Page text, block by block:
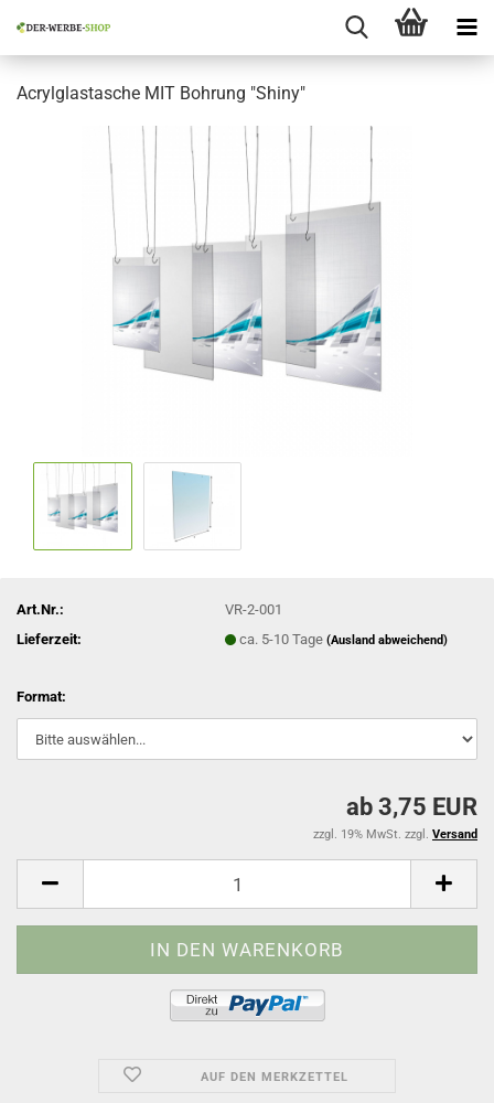
Acrylglastasche MIT Bohrung "Shiny"
Art.Nr.:
VR-2-001
Lieferzeit:
ca. 5-10 Tage(Ausland abweichend)
Format:
ab 3,75 EUR
zzgl. 19% MwSt. zzgl. Versand
AUF DEN MERKZETTEL